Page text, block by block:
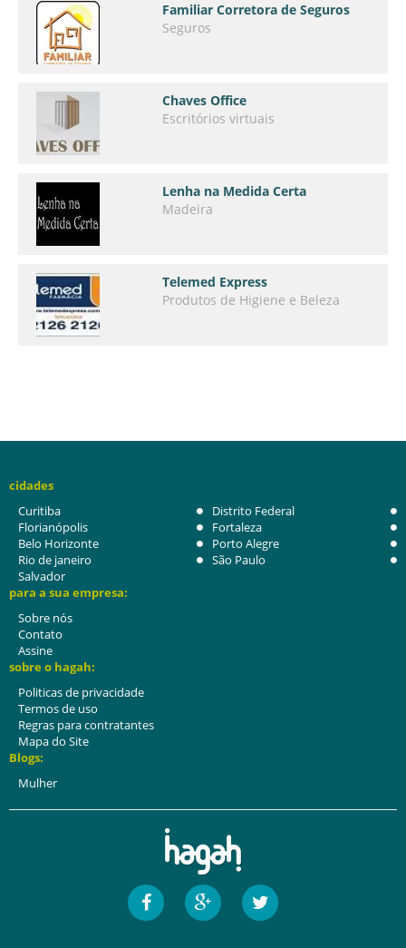
Familiar Corretora de Seguros
Seguros
Chaves Office
Escritórios virtuais
Lenha na Medida Certa
Madeira
Telemed Express
Produtos de Higiene e Beleza
cidades
Curitiba
Distrito Federal
Florianópolis
Fortaleza
Belo Horizonte
Porto Alegre
Rio de janeiro
São Paulo
Salvador
para a sua empresa:
Sobre nós
Contato
Assine
sobre o hagah:
Politicas de privacidade
Termos de uso
Regras para contratantes
Mapa do Site
Blogs:
Mulher